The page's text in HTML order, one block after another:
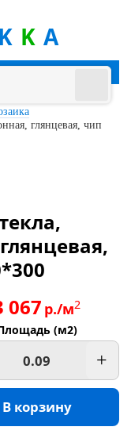
K A
глянцевая, чип
067 р./м2
(м2)
+
В корзину